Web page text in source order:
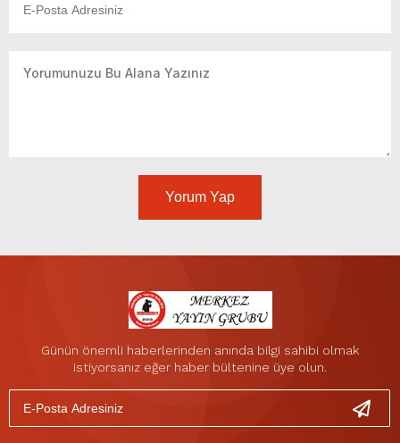
Yorum Yap
Günün önemli haberlerinden anında bilgi sahibi olmak
istiyorsanız eğer haber bültenine üye olun.